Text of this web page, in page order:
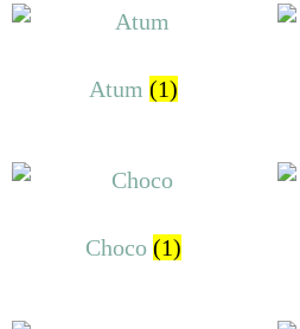
Atum (1)
Choco (1)